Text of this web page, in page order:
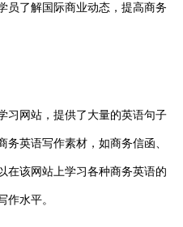
员了解国际商业动态，提高商务
习网站，提供了大量的英语句子
英语写作素材，如商务信函、
在该网站上学习各种商务英语的
作水平。